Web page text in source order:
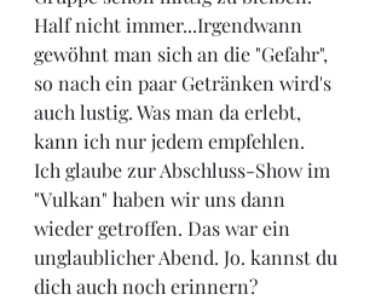
Half nicht immer...Irgendwann
gewöhnt man sich an die "Gefahr",
so nach ein paar Getränken wird's
auch lustig. Was man da erlebt,
kann ich nur jedem empfehlen.
Ich glaube zur Abschluss-Show im
"Vulkan" haben wir uns dann
wieder getroffen. Das war ein
unglaublicher Abend. Jo. kannst du
dich auch noch erinnern?